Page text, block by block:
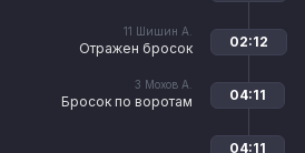
11 Шишин А.
Отражен бросок 02:12
3 Мохов А.
Бросок по воротам 04:11
04:11